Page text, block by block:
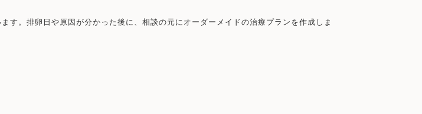
す。排卵日や原因が分かった後に、相談の元にオーダーメイドの治療プランを作成しま